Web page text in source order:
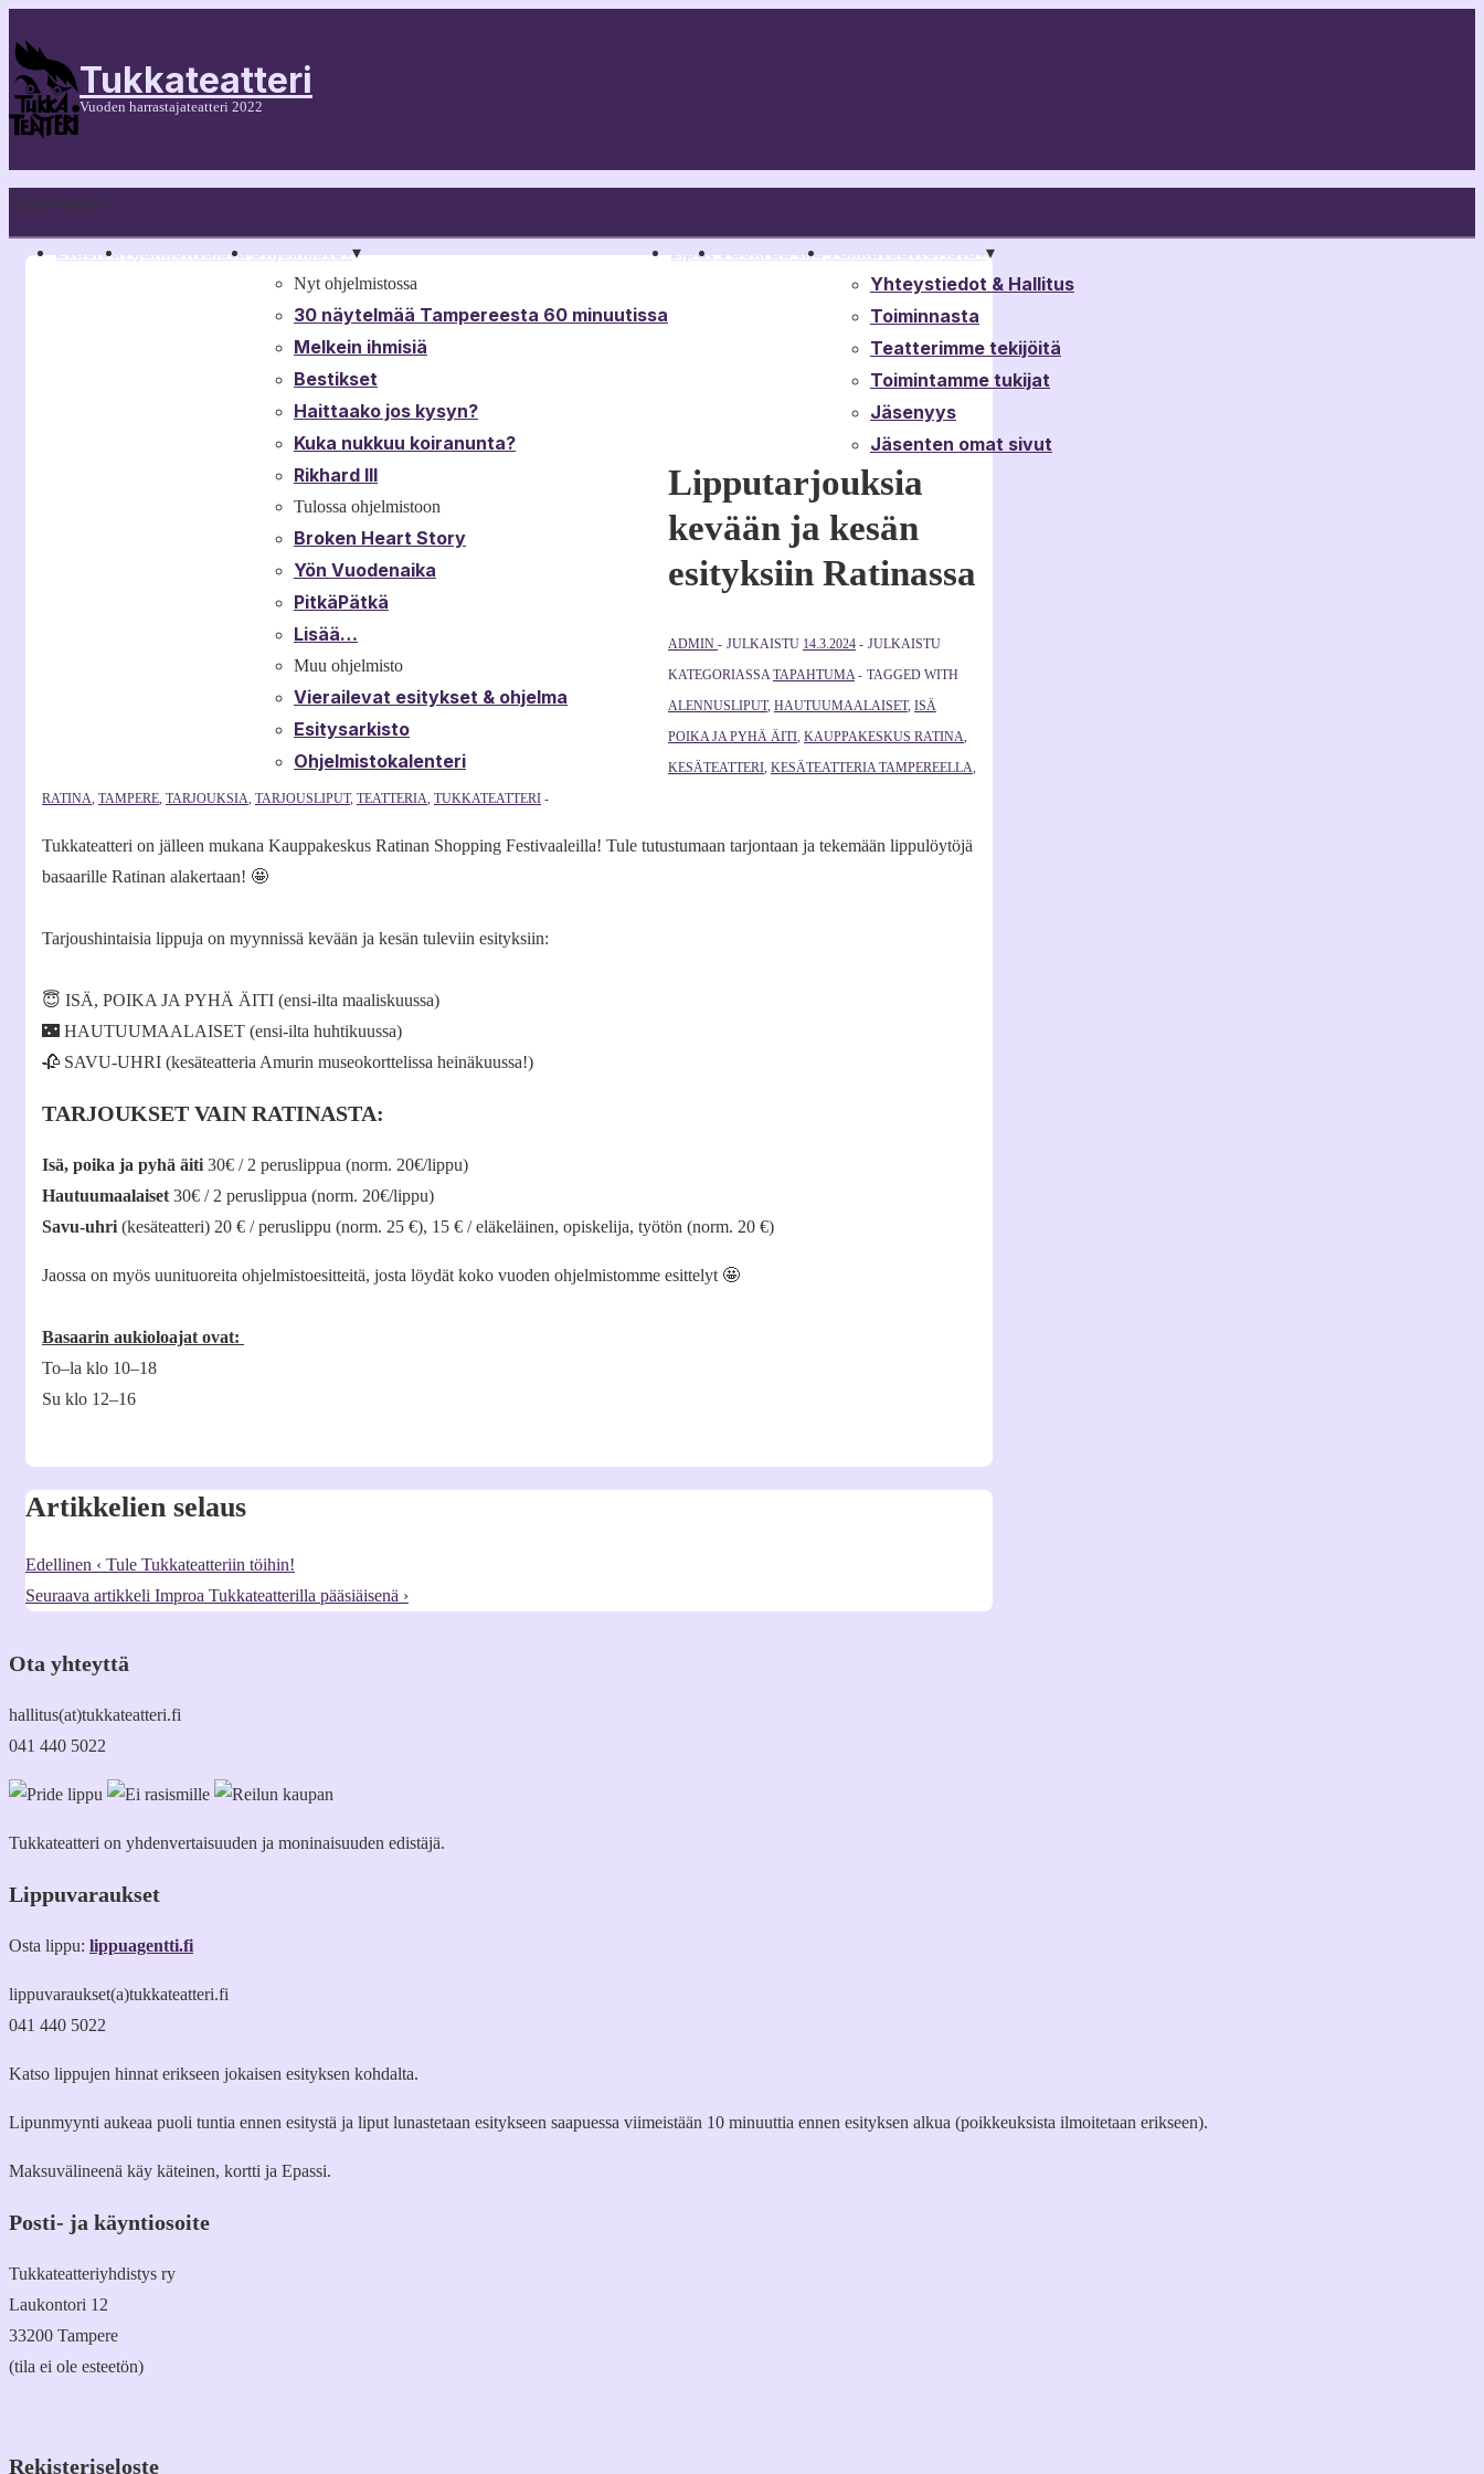
Tukkateatteri
Vuoden harrastajateatteri 2022
Päänavigaatio
EtusivuAjankohtaistaOhjelmisto▾▾
Nyt ohjelmistossa
30 näytelmää Tampereesta 60 minuutissa
Melkein ihmisiä
Bestikset
Haittaako jos kysyn?
Kuka nukkuu koiranunta?
Rikhard III
Tulossa ohjelmistoon
Broken Heart Story
Yön Vuodenaika
PitkäPätkä
Lisää…
Muu ohjelmisto
Vierailevat esitykset & ohjelma
Esitysarkisto
Ohjelmistokalenteri
LiputVuokraa tilaTukkateatterista▾▾
Yhteystiedot & Hallitus
Toiminnasta
Teatterimme tekijöitä
Toimintamme tukijat
Jäsenyys
Jäsenten omat sivut
Lipputarjouksia
kevään ja kesän
esityksiin Ratinassa
ADMIN JULKAISTU 14.3.2024
JULKAISTU
KATEGORIASSA TAPAHTUMA
TAGGED WITH
ALENNUSLIPUT, HAUTUUMAALAISET, ISÄ
POIKA JA PYHÄ ÄITI KAUPPAKESKUS RATINA
KESÄTEATTERI KESÄTEATTERIA TAMPEREELLA
RATINA TAMPERE TARJOUKSIA TARJOUSLIPUT, TEATTERIA TUKKATEATTERI
Tukkateatteri on jälleen mukana Kauppakeskus Ratinan Shopping Festivaaleilla! Tule tutustumaan tarjontaan ja tekemään lippulöytöjä
basaarille Ratinan alakertaan! 🤩
Tarjoushintaisia lippuja on myynnissä kevään ja kesän tuleviin esityksiin:
😇 ISÄ, POIKA JA PYHÄ ÄITI (ensi-ilta maaliskuussa)
🌃 HAUTUUMAALAISET (ensi-ilta huhtikuussa)
🥀 SAVU-UHRI (kesäteatteria Amurin museokorttelissa heinäkuussa!)
TARJOUKSET VAIN RATINASTA:
Isä, poika ja pyhä äiti 30€ / 2 peruslippua (norm. 20€/lippu)
Hautuumaalaiset 30€ / 2 peruslippua (norm. 20€/lippu)
Savu-uhri (kesäteatteri) 20 € / peruslippu (norm. 25 €), 15 € / eläkeläinen, opiskelija, työtön (norm. 20 €)
Jaossa on myös uunituoreita ohjelmistoesitteitä, josta löydät koko vuoden ohjelmistomme esittelyt 🤩
Basaarin aukioloajat ovat:
To–la klo 10–18
Su klo 12–16
Artikkelien selaus
Edellinen ‹ Tule Tukkateatteriin töihin!
Seuraava artikkeli Improa Tukkateatterilla pääsiäisenä ›
Ota yhteyttä
hallitus(at)tukkateatteri.fi
041 440 5022
Tukkateatteri on yhdenvertaisuuden ja moninaisuuden edistäjä.
Lippuvaraukset
Osta lippu: lippuagentti.fi
lippuvaraukset(a)tukkateatteri.fi
041 440 5022
Katso lippujen hinnat erikseen jokaisen esityksen kohdalta.
Lipunmyynti aukeaa puoli tuntia ennen esitystä ja liput lunastetaan esitykseen saapuessa viimeistään 10 minuuttia ennen esityksen alkua (poikkeuksista ilmoitetaan erikseen).
Maksuvälineenä käy käteinen, kortti ja Epassi.
Posti- ja käyntiosoite
Tukkateatteriyhdistys ry
Laukontori 12
33200 Tampere
(tila ei ole esteetön)
Rekisteriseloste